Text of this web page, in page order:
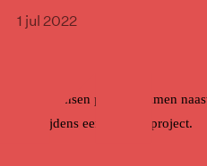
1 jul 2022